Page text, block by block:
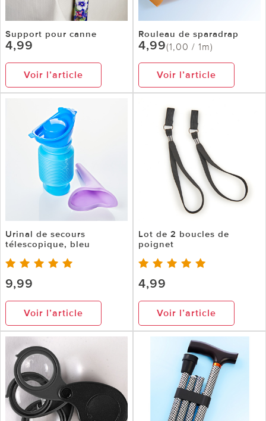
Support pour canne
4,99
Voir l’article
Rouleau de sparadrap
4,99(1,00 / 1m)
Voir l’article
Urinal de secours
télescopique, bleu
9,99
Voir l’article
Lot de 2 boucles de
poignet
4,99
Voir l’article